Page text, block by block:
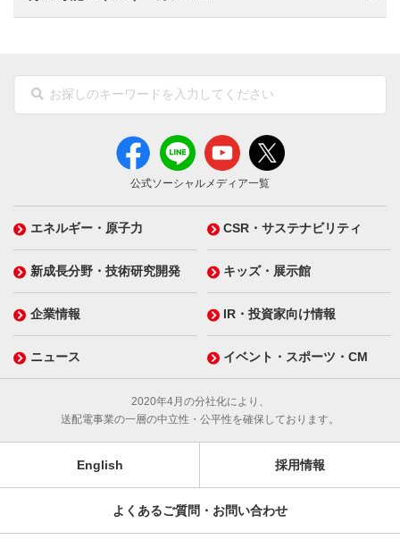
公式ソーシャルメディア一覧
エネルギー・原子力 CSR・サステナビリティ
新成長分野・技術研究開発 キッズ・展示館
企業情報 IR・投資家向け情報
ニュース イベント・スポーツ・CM
2020年4月の分社化により、
送配電事業の一層の中立性・公平性を確保しております。
English 採用情報
よくあるご質問・お問い合わせ